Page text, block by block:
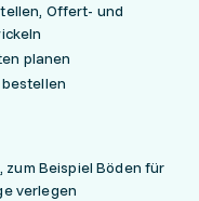
Offert- und
planen
Beispiel Böden für
verlegen